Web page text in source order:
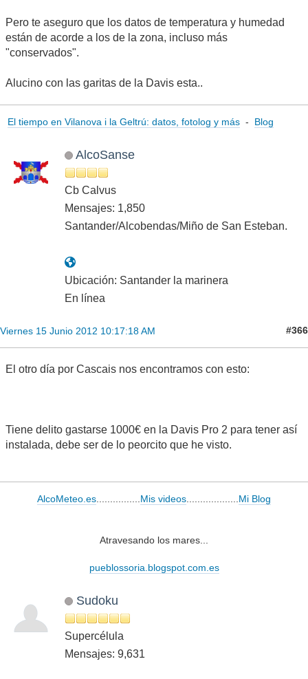
Pero te aseguro que los datos de temperatura y humedad
están de acorde a los de la zona, incluso más
"conservados".
Alucino con las garitas de la Davis esta..
El tiempo en Vilanova i la Geltrú: datos, fotolog y más- Blog
AlcoSanse
Cb Calvus
Mensajes: 1,850
Santander/Alcobendas/Miño de San Esteban.
Ubicación: Santander la marinera
En línea
Viernes 15 Junio 2012 10:17:18 AM #366
El otro día por Cascais nos encontramos con esto:
Tiene delito gastarse 1000€ en la Davis Pro 2 para tener así
instalada, debe ser de lo peorcito que he visto.
AlcoMeteo.es Mis videos Mi Blog
Atravesando los mares...
pueblossoria.blogspot.com.es
Sudoku
Supercélula
Mensajes: 9,631